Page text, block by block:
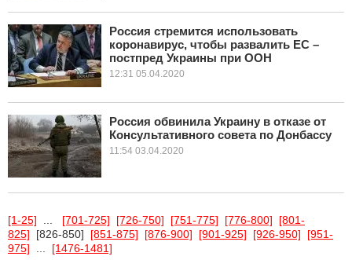
Россия стремится использовать
коронавирус, чтобы развалить ЕС –
постпред Украины при ООН
12:31 05.04.2020
Россия обвинила Украину в отказе от
Консультативного совета по Донбассу
11:54 03.04.2020
[1-25] [701-725] [726-750] [751-775] [776-800]
[801-
825] [826-850] [851-875] [876-900] [901-925] [926-950]
[951-
975]
[1476-1481]